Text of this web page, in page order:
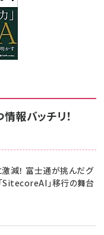
報バッチリ！
減！ 富士通が挑んだグ
SitecoreAI」移行の舞台